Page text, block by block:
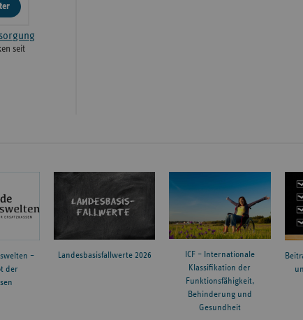
seit
–
der
Landesbasisfallwerte 2026
ICF – Internationale
Klassifikation der
Funktionsfähigkeit,
Behinderung und
Gesundheit